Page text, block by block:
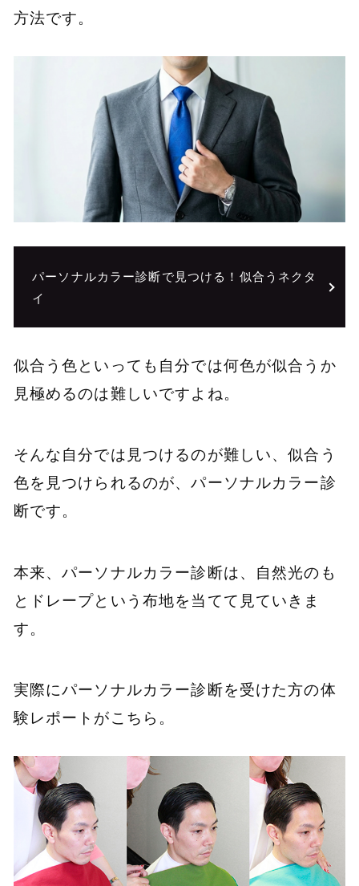
方法です。
パーソナルカラー診断で見つける！似合うネクタ
イ
似合う色といっても自分では何色が似合うか
見極めるのは難しいですよね。
そんな自分では見つけるのが難しい、似合う
色を見つけられるのが、パーソナルカラー診
断です。
本来、パーソナルカラー診断は、自然光のも
とドレープという布地を当てて見ていきま
す。
実際にパーソナルカラー診断を受けた方の体
験レポートがこちら。